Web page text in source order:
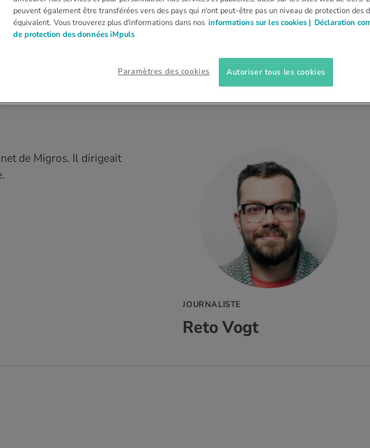
JOURNALISTE
Reto Vogt
de Migros. Il dirigeait
peuvent également être transférées vers des pays qui n'ont peut-être pas un niveau de protection des
équivalent. Vous trouverez plus d'informations dans nos informations sur les cookies | Déclaration
de protection des données iMpuls
Paramètres des cookies Autoriser tous les cookies